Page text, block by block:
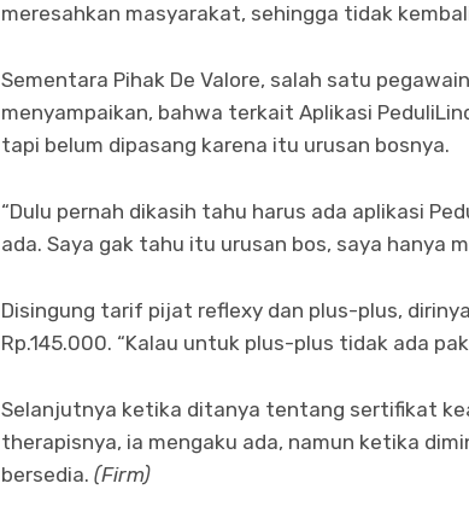
meresahkan masyarakat, sehingga tidak
Sementara Pihak De Valore, salah satu
menyampaikan, bahwa terkait Aplikasi
tapi belum dipasang karena itu urusan bosnya.
“Dulu pernah dikasih tahu harus ada aplikasi
ada. Saya gak tahu itu urusan bos, saya hanya
Disingung tarif pijat reflexy dan plus-plus,
Rp.145.000. “Kalau untuk plus-plus tidak ada
Selanjutnya ketika ditanya tentang sertifikat
therapisnya, ia mengaku ada, namun ketika
bersedia. (Firm)